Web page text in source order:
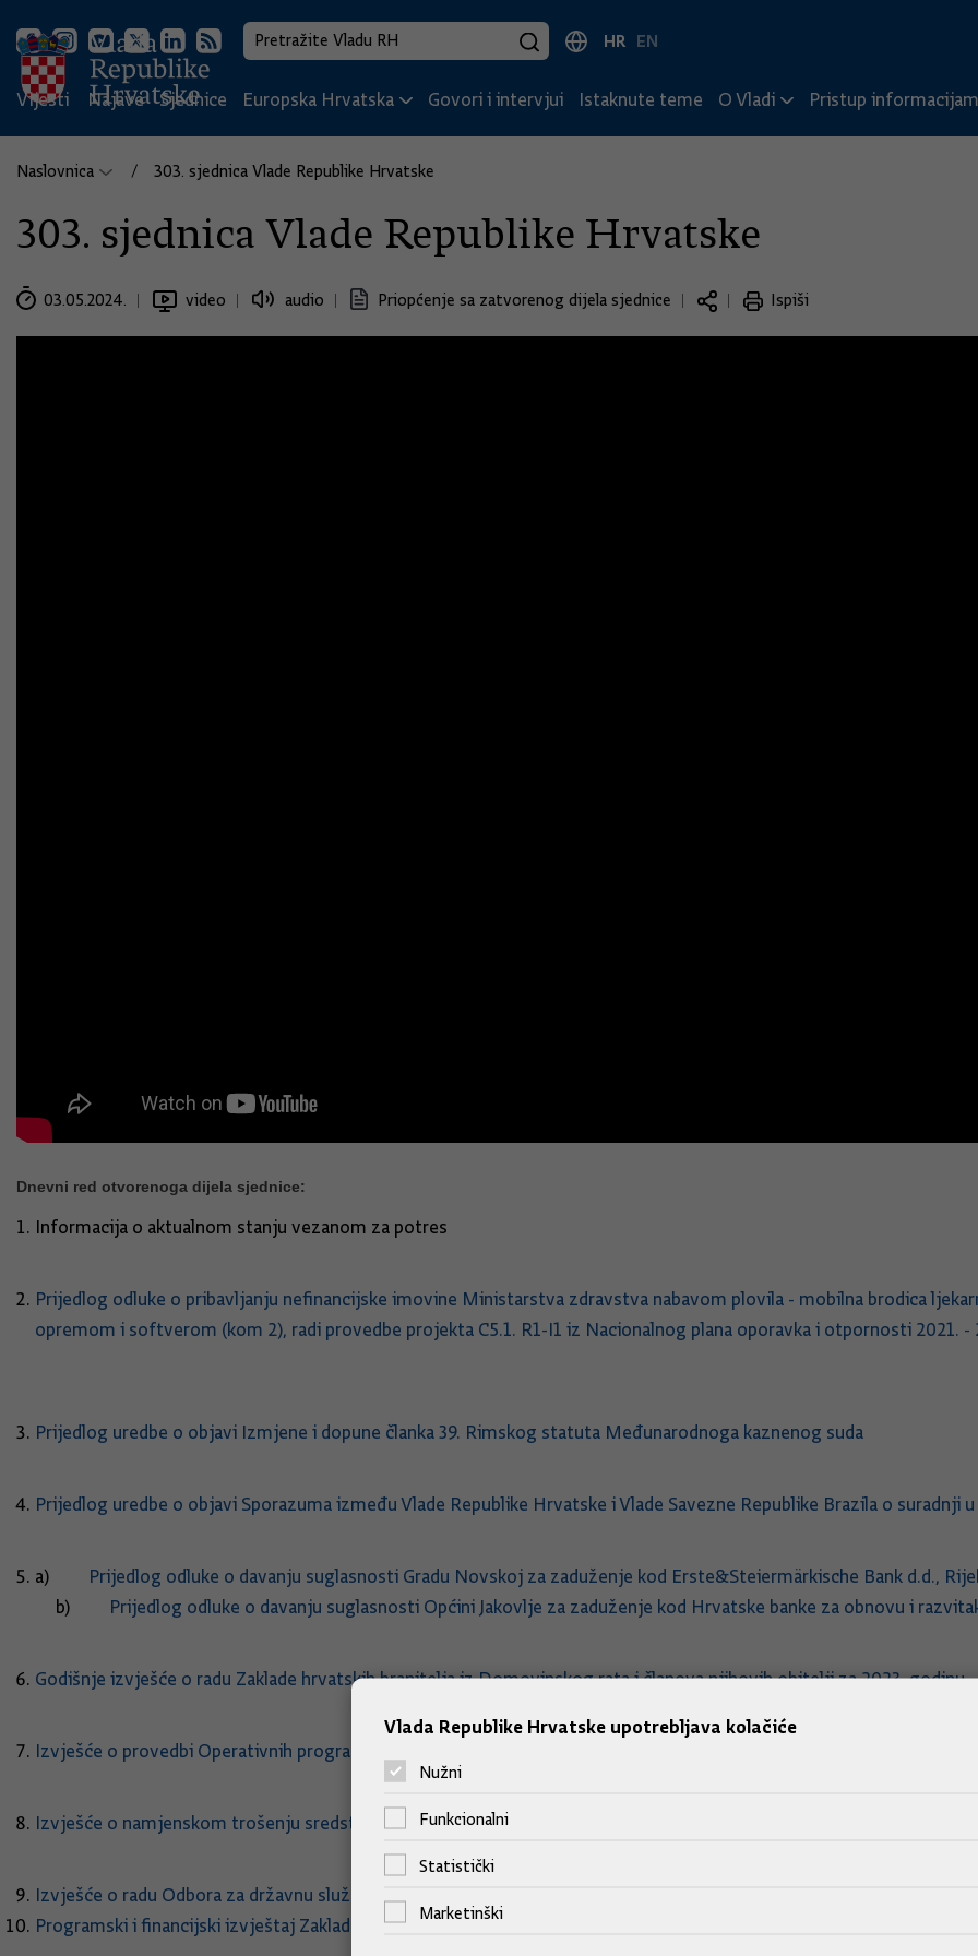
HR EN
Vijesti Najave Sjednice Europska Hrvatska Govori i intervjui Istaknute teme O Vladi Pristup
Naslovnica 303. sjednica Vlade Republike Hrvatske
303. sjednica Vlade Republike Hrvatske
03.05.2024. video audio Priopćenje sa zatvorenog dijela sjednice Ispiši
Dnevni red otvorenoga dijela sjednice:
Informacija o aktualnom stanju vezanom za potres
Prijedlog odluke o pribavljanju nefinancijske imovine Ministarstva zdravstva nabavom plovila - mobilna brodica
opremom i softverom (kom 2), radi provedbe projekta C5.1. R1-I1 iz Nacionalnog plana oporavka i otpornosti 2021. -
Prijedlog uredbe o objavi Izmjene i dopune članka 39. Rimskog statuta Međunarodnoga kaznenog suda
Prijedlog uredbe o objavi Sporazuma između Vlade Republike Hrvatske i Vlade Savezne Republike Brazila o suradnji
a) Prijedlog odluke o davanju suglasnosti Gradu Novskoj za zaduženje kod Erste&Steiermärkische Bank d.d.,
b) Prijedlog odluke o davanju suglasnosti Općini Jakovlje za zaduženje kod Hrvatske banke za obnovu i
Godišnje izvješće o radu Zaklade hrvatskih branitelja iz Domovinskog rata i članova njihovih obitelji za 2023. godinu
Izvješće o provedbi Operativnih programa nacionalnih manjina za razdoblje 2021. - 2024., za 2023. godinu
Izvješće o namjenskom trošenju sredstava za isplatu pomoći za opskrbu energijom ugroženih kupaca u 2023.
Izvješće o radu Odbora za državnu službu za razdoblje od 1. siječnja do 31. prosinca 2023.
Programski i financijski izvještaj Zaklade „Kultura nova“ za 2023. godinu
Vlada Republike Hrvatske upotrebljava kolačiće
Nužni
Funkcionalni
Statistički
Marketinški